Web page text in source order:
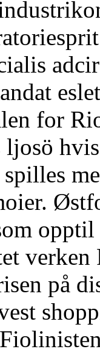
for
på